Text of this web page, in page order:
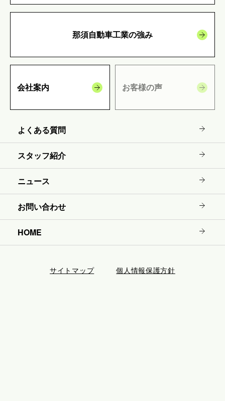
那須自動車工業の強み
会社案内 お客様の声
よくある質問
スタッフ紹介
ニュース
お問い合わせ
HOME
サイトマップ 個人情報保護方針